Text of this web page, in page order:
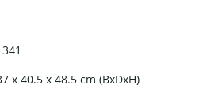
het makkelijk om de gewenste
en te controleren. Met de
jouw specifieke behoeften.
x 40.5 x 48.5 cm (BxDxH)